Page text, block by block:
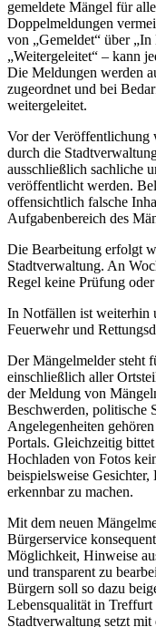
gemeldete Mängel für
Doppelmeldungen
von „Gemeldet“ über
„Weitergeleitet“ – kann
Die Meldungen werden
zugeordnet und bei
weitergeleitet.
Vor der Veröffentlichung
durch die
ausschließlich sachliche
veröffentlicht werden.
offensichtlich falsche
Aufgabenbereich des
Die Bearbeitung erfolgt
Stadtverwaltung. An
Regel keine Prüfung
In Notfällen ist weiterhin
Feuerwehr und
Der Mängelmelder steht
einschließlich aller
der Meldung von
Beschwerden, politische
Angelegenheiten
Portals. Gleichzeitig
Hochladen von Fotos
beispielsweise
erkennbar zu machen.
Mit dem neuen
Bürgerservice
Möglichkeit, Hinweise
und transparent zu
Bürgern soll so dazu
Lebensqualität in
Stadtverwaltung setzt